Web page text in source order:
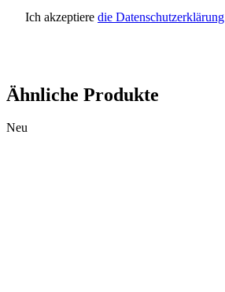
Ich akzeptiere die Datenschutzerklärung
Ähnliche Produkte
Neu